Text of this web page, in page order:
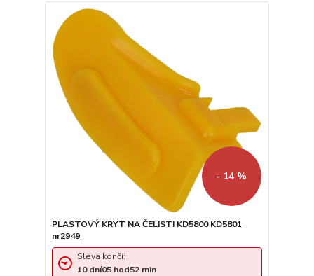
- 14 %
PLASTOVÝ KRYT NA ČELISTI KD5800 KD5801
nr2949
Sleva končí:
10 dní05 hod52 min